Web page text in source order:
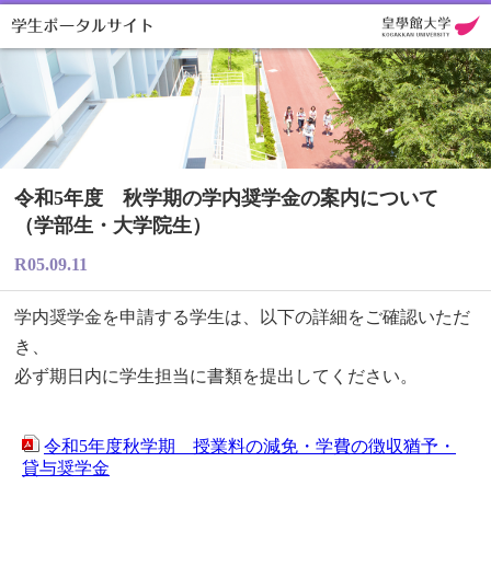
令和5年度 秋学期の学内奨学金の案内について
（学部生・大学院生）
R05.09.11
学内奨学金を申請する学生は、以下の詳細をご確認いただ
き、
必ず期日内に学生担当に書類を提出してください。
令和5年度秋学期 授業料の減免・学費の徴収猶予・
貸与奨学金